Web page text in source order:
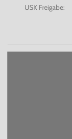
USK Freigabe: